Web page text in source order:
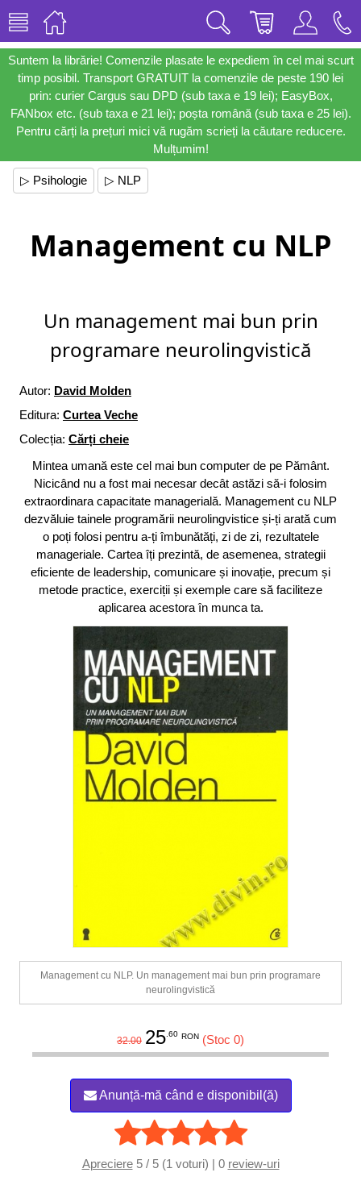
Suntem la librărie! Comenzile plasate le expediem în cel mai scurt
timp posibil. Transport GRATUIT la comenzile de peste 190 lei
prin: curier Cargus sau DPD (sub taxa e 19 lei); EasyBox,
FANbox etc. (sub taxa e 21 lei); poșta română (sub taxa e 25 lei).
Pentru cărți la prețuri mici vă rugăm scrieți la căutare reducere.
Mulțumim!
▷ Psihologie ▷ NLP
Management cu NLP
Un management mai bun prin
programare neurolingvistică
Autor: David Molden
Editura: Curtea Veche
Colecția: Cărți cheie
Mintea umană este cel mai bun computer de pe Pământ.
Nicicând nu a fost mai necesar decât astăzi să-i folosim
extraordinara capacitate managerială. Management cu NLP
dezvăluie tainele programării neurolingvistice și-ți arată cum
o poți folosi pentru a-ți îmbunătăți, zi de zi, rezultatele
manageriale. Cartea îți prezintă, de asemenea, strategii
eficiente de leadership, comunicare și inovație, precum și
metode practice, exerciții și exemple care să faciliteze
aplicarea acestora în munca ta.
Management cu NLP. Un management mai bun prin programare
neurolingvistică
32.00 25.60 RON (Stoc 0)
Anunță-mă când e disponibil(ă)
Apreciere5 / 5 (1 voturi) | 0 review-uri